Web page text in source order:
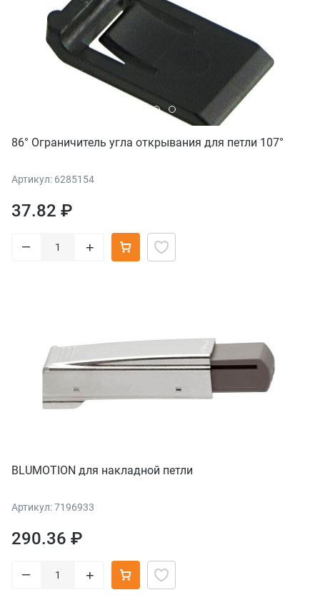
86° Ограничитель угла открывания для петли 107°
Артикул: 6285154
37.82 ₽
– +
BLUMOTION для накладной петли
Артикул: 7196933
290.36 ₽
– +